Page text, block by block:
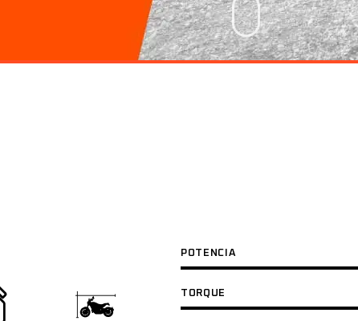
POTENCIA
TORQUE